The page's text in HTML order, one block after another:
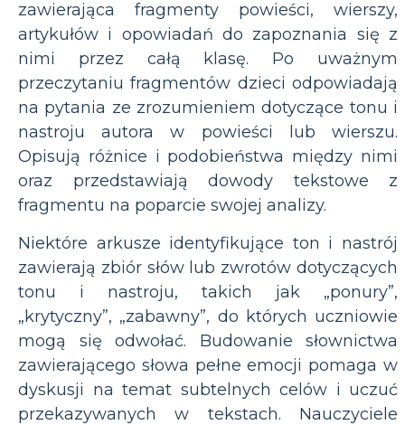
zawierająca fragmenty powieści, wierszy,
artykułów i opowiadań do zapoznania się z
nimi przez całą klasę. Po uważnym
przeczytaniu fragmentów dzieci odpowiadają
na pytania ze zrozumieniem dotyczące tonu i
nastroju autora w powieści lub wierszu.
Opisują różnice i podobieństwa między nimi
oraz przedstawiają dowody tekstowe z
fragmentu na poparcie swojej analizy.
Niektóre arkusze identyfikujące ton i nastrój
zawierają zbiór słów lub zwrotów dotyczących
tonu i nastroju, takich jak „ponury”,
„krytyczny”, „zabawny”, do których uczniowie
mogą się odwołać. Budowanie słownictwa
zawierającego słowa pełne emocji pomaga w
dyskusji na temat subtelnych celów i uczuć
przekazywanych w tekstach. Nauczyciele